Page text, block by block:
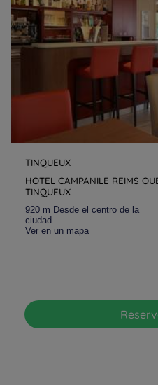
TINQUEUX
HOTEL CAMPANILE REIMS
TINQUEUX
920 m Desde el centro de la
ciudad
Ver en un mapa